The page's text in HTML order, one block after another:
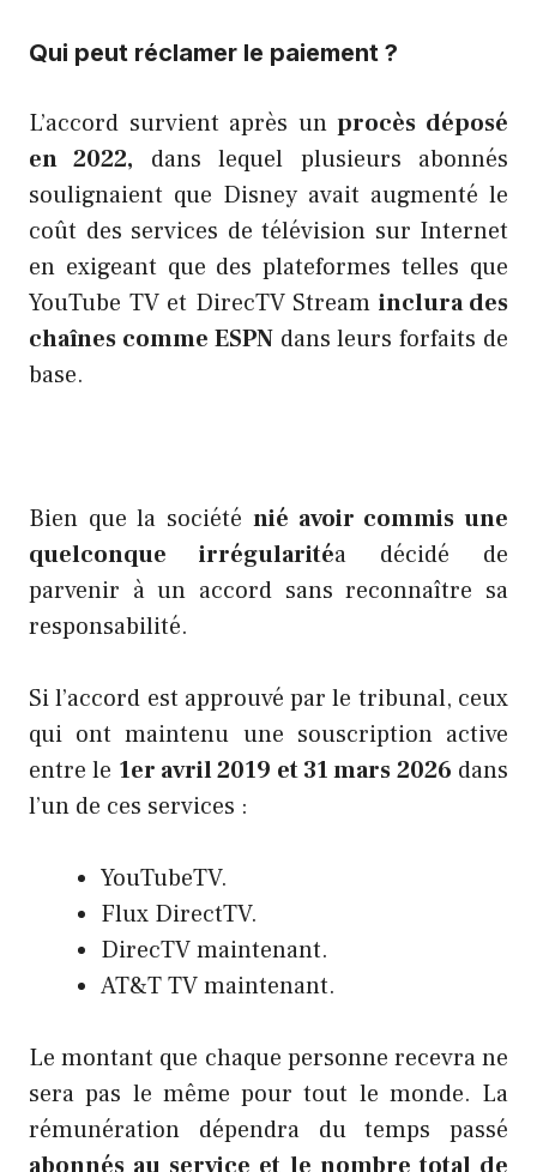
Qui peut réclamer le paiement ?
L’accord survient après unprocès déposé
en 2022, dans lequel plusieurs abonnés
soulignaient que Disney avait augmenté le
coût des services de télévision sur Internet
en exigeant que des plateformes telles que
YouTube TV et DirecTV Stream inclura des
chaînes comme ESPNdans leurs forfaits de
base.
Bien que la société nié avoir commis une
quelconque irrégularitéa décidé de
parvenir à un accord sans reconnaître sa
responsabilité.
Si l’accord est approuvé par le tribunal, ceux
qui ont maintenu une souscription active
entre le 1er avril 2019 et 31 mars 2026 dans
l’un de ces services :
YouTubeTV.
Flux DirectTV.
DirecTV maintenant.
AT&T TV maintenant.
Le montant que chaque personne recevra ne
sera pas le même pour tout le monde. La
rémunération dépendra du temps passé